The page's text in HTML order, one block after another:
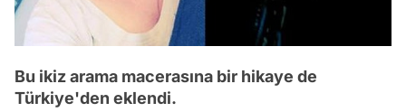
Bu ikiz arama macerasına bir hikaye de
Türkiye'den eklendi.